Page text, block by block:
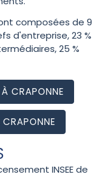
composées de 9
d'entreprise, 23 %
25 %
CRAPONNE
CRAPONNE
INSEE de